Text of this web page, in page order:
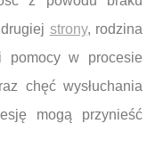
strony, rodzina
pomocy w procesie
chęć wysłuchania
mogą przynieść